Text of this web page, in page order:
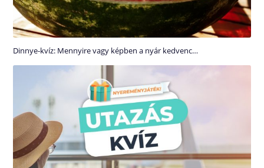
Dinnye-kvíz: Mennyire vagy képben a nyár kedvenc…